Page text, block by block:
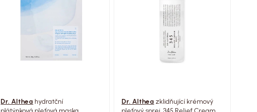
Dr. Althea hydratční
Dr. Althea zklidňující krémový